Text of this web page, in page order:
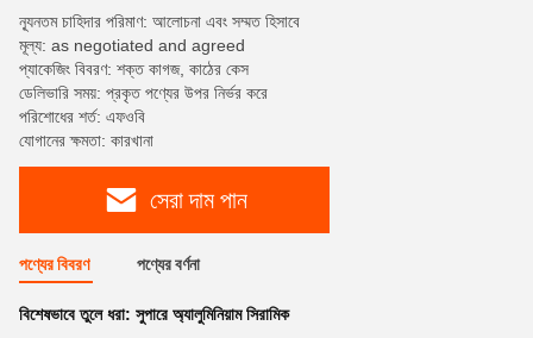
ন্যূনতম চাহিদার পরিমাণ: আলোচনা এবং সম্মত হিসাবে
মূল্য: as negotiated and agreed
প্যাকেজিং বিবরণ: শক্ত কাগজ, কাঠের কেস
ডেলিভারি সময়: প্রকৃত পণ্যের উপর নির্ভর করে
পরিশোধের শর্ত: এফওবি
যোগানের ক্ষমতা: কারখানা
সেরা দাম পান
পণ্যের বিবরণ পণ্যের বর্ণনা
বিশেষভাবে তুলে ধরা: সুপারে অ্যালুমিনিয়াম সিরামিক